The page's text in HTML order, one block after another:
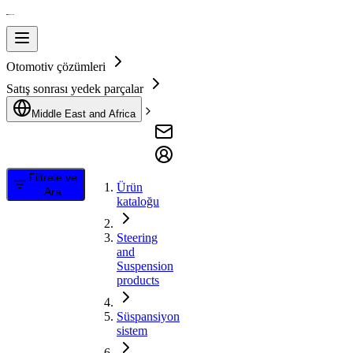
Otomotiv çözümleri
Satış sonrası yedek parçalar
Middle East and Africa
Filtrele ve
Ara
Ürün
kataloğu
Steering
and
Suspension
products
Süspansiyon
sistem